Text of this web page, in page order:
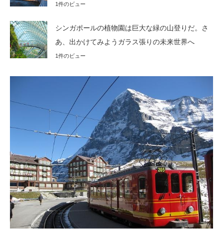
1件のビュー
シンガポールの植物園は巨大な緑の山登りだ。さ
あ、出かけてみようガラス張りの未来世界へ
1件のビュー